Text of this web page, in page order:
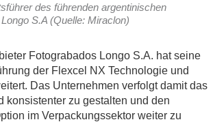
des führenden argentinischen
S.A (Quelle: Miraclon)
Fotograbados Longo S.A. hat seine
der Flexcel NX Technologie und
Das Unternehmen verfolgt damit das
konsistenter zu gestalten und den
im Verpackungssektor weiter zu